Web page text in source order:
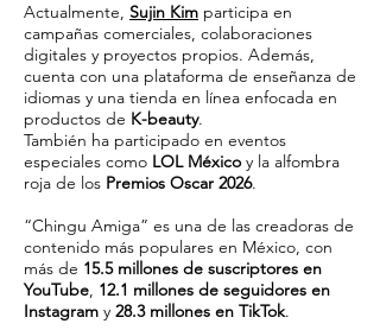
Actualmente, Sujin Kim participa en
campañas comerciales, colaboraciones
digitales y proyectos propios. Además,
cuenta con una plataforma de enseñanza de
idiomas y una tienda en línea enfocada en
productos de K-beauty.
También ha participado en eventos
especiales como LOL México y la alfombra
roja de los Premios Oscar 2026.
“Chingu Amiga” es una de las creadoras de
contenido más populares en México, con
más de 15.5 millones de suscriptores en
YouTube, 12.1 millones de seguidores en
Instagram y 28.3 millones en TikTok.